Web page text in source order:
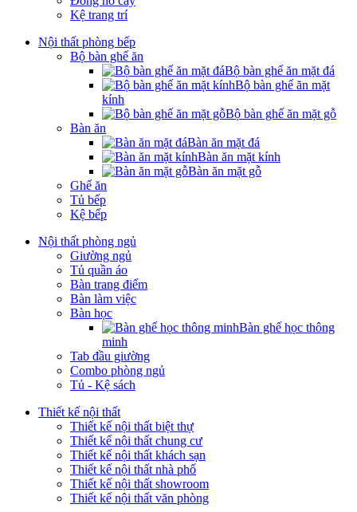
Kệ trang trí
Nội thất phòng bếp
Bộ bàn ghế ăn
Bộ bàn ghế ăn mặt đá
Bộ bàn ghế ăn mặt
kính
Bộ bàn ghế ăn mặt gỗ
Bàn ăn
Bàn ăn mặt đá
Bàn ăn mặt kính
Bàn ăn mặt gỗ
Ghế ăn
Tủ bếp
Kệ bếp
Nội thất phòng ngủ
Giường ngủ
Tủ quần áo
Bàn trang điểm
Bàn làm việc
Bàn học
Bàn ghế học thông
minh
Tab đầu giường
Combo phòng ngủ
Tủ - Kệ sách
Thiết kế nội thất
Thiết kế nội thất biệt thự
Thiết kế nội thất chung cư
Thiết kế nội thất khách sạn
Thiết kế nội thất nhà phố
Thiết kế nội thất showroom
Thiết kế nội thất văn phòng